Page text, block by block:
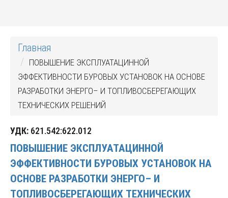
Главная
ПОВЫШЕНИЕ ЭКСПЛУАТАЦИННОЙ
ЭФФЕКТИВНОСТИ БУРОВЫХ УСТАНОВОК НА ОСНОВЕ
РАЗРАБОТКИ ЭНЕРГО– И ТОПЛИВОСБЕРЕГАЮЩИХ
ТЕХНИЧЕСКИХ РЕШЕНИЙ
УДК: 621.542:622.012
ПОВЫШЕНИЕ ЭКСПЛУАТАЦИННОЙ
ЭФФЕКТИВНОСТИ БУРОВЫХ УСТАНОВОК НА
ОСНОВЕ РАЗРАБОТКИ ЭНЕРГО– И
ТОПЛИВОСБЕРЕГАЮЩИХ ТЕХНИЧЕСКИХ